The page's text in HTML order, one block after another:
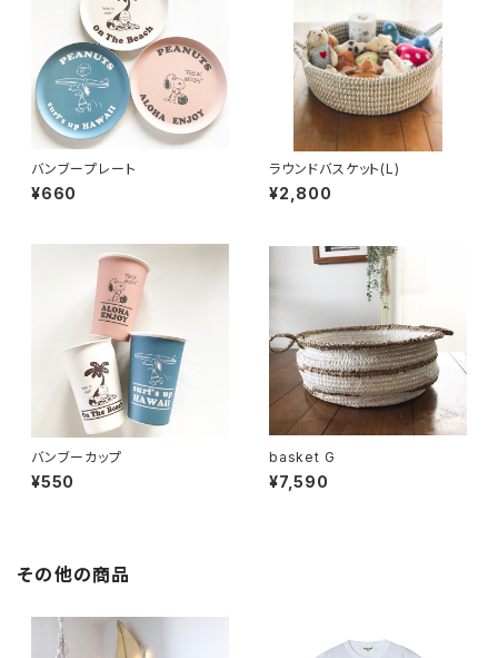
バンブープレート
¥660
ラウンドバスケット(L)
¥2,800
バンブーカップ
¥550
basket G
¥7,590
その他の商品